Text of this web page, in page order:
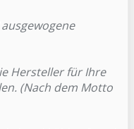
Hersteller für Ihre
(Nach dem Motto